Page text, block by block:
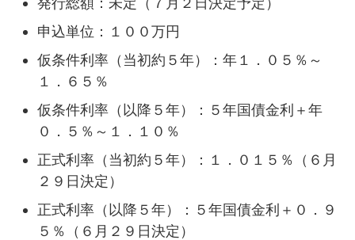
申込単位：１００万円
仮条件利率（当初約５年）：年１．０５％～
１．６５％
仮条件利率（以降５年）：５年国債金利＋年
０．５％～１．１０％
正式利率（当初約５年）：１．０１５％（６月
２９日決定）
正式利率（以降５年）：５年国債金利＋０．９
５％（６月２９日決定）